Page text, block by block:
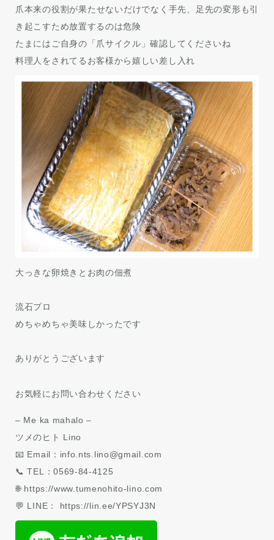
爪本来の役割が果たせないだけでなく手先、足先の変形も引
き起こすため放置するのは危険
たまにはご自身の「爪サイクル」確認してくださいね
料理人をされてるお客様から嬉しい差し入れ
大っきな卵焼きとお肉の佃煮
流石プロ
めちゃめちゃ美味しかったです
ありがとうございます
お気軽にお問い合わせください
– Me ka mahalo –
ツメのヒト Lino
📧 Email：info.nts.lino@gmail.com
📞 TEL：0569-84-4125
🌐 https://www.tumenohito-lino.com
💬 LINE： https://lin.ee/YPSYJ3N